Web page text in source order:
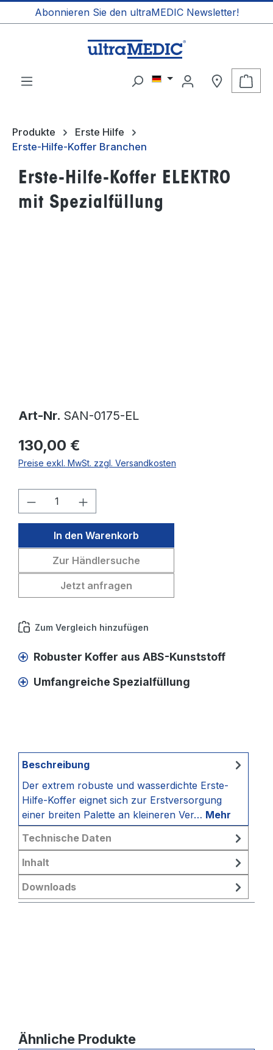
springen
Abonnieren Sie den ultraMEDIC Newsletter!
Produkte
Erste Hilfe
Erste-Hilfe-Koffer Branchen
Erste-Hilfe-Koffer ELEKTRO
mit Spezialfüllung
Art-Nr. SAN-0175-EL
130,00 €
Preise exkl. MwSt. zzgl. Versandkosten
Produkt Anzahl: Gib den
In den Warenkorb
Zur Händlersuche
Jetzt anfragen
Zum Vergleich hinzufügen
Robuster Koffer aus ABS-Kunststoff
Umfangreiche Spezialfüllung
Beschreibung
Der extrem robuste und wasserdichte Erste-
Hilfe-Koffer eignet sich zur Erstversorgung
einer breiten Palette an kleineren Ver… Mehr
Technische Daten
Inhalt
Downloads
Produktgalerie überspringen
Ähnliche Produkte